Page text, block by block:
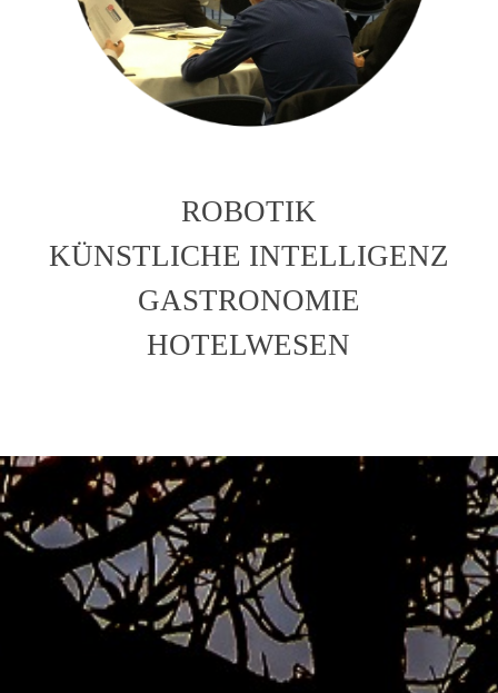
ROBOTIK
KÜNSTLICHE INTELLIGENZ
GASTRONOMIE
HOTELWESEN